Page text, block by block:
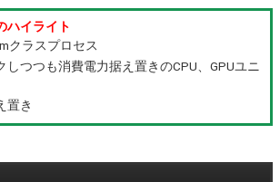
ハイライト
クラスプロセス
しつつも消費電力据え置きのCPU、GPUユニ
置き